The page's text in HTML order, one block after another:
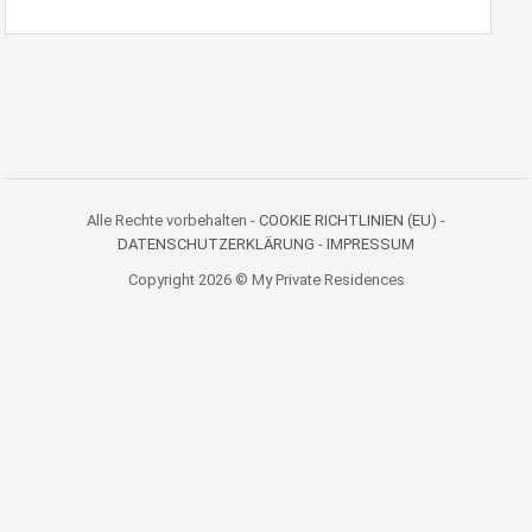
Alle Rechte vorbehalten - COOKIE RICHTLINIEN (EU) -
DATENSCHUTZERKLÄRUNG - IMPRESSUM
Copyright 2026 © My Private Residences